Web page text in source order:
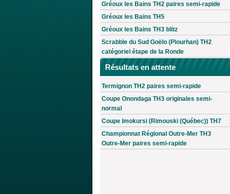
Gréoux les Bains TH2 paires semi-rapide
Gréoux les Bains TH5
Gréoux les Bains TH3 blitz
Scrabble du Sud Goëlo (Plourhan) TH2
catégoriel étape de la Ronde
Résultats en attente
Termignon TH2 paires semi-rapide
Coupe Onondaga TH3 originales semi-
normal
Coupe Imokursi (Rimouski (Québec)) TH7
Championnat Régional Outre-Mer TH3
Outre-Mer paires semi-rapide